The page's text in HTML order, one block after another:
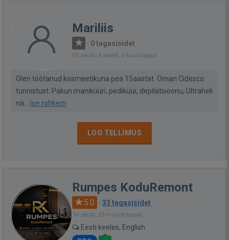
Mariliis
· 0 tagasisidet
Oli saidil: 4 aastat, 6 kuud tagasi
Olen töötanud kosmeetikuna pea 15aastat. Oman Cidesco
tunnistust. Pakun maniküüri, pediküür, depilatsioonu, Ultraheli
nä...
loe rohkem
LOO TELLIMUS
Rumpes KoduRemont
5.0 · 33 tagasisidet
Oli saidil: 23 minutit tagasi
Eesti keeles, English